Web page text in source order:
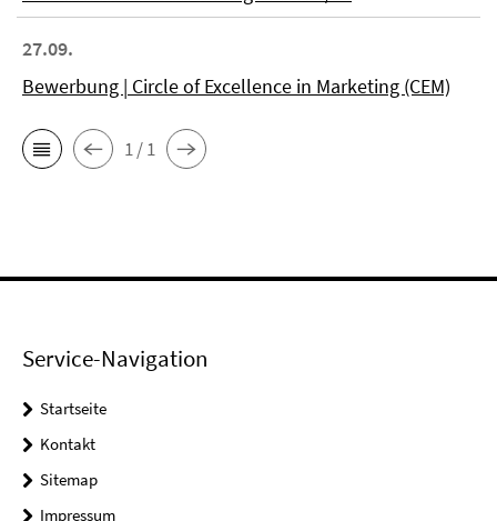
27.09.
Bewerbung | Circle of Excellence in Marketing (CEM)
1 / 1
Service-Navigation
Startseite
Kontakt
Sitemap
Impressum